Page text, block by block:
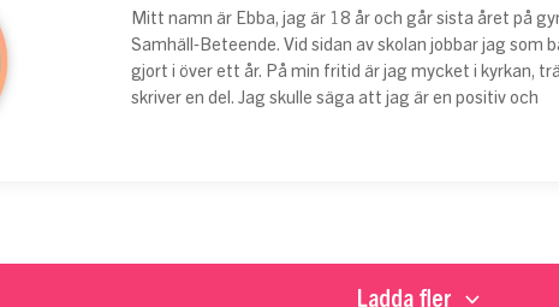
Mitt namn är Ebba, jag är 18 år och går sista året på
Samhäll-Beteende. Vid sidan av skolan jobbar jag som
gjort i över ett år. På min fritid är jag mycket i kyrkan,
skriver en del. Jag skulle säga att jag är en positiv och
Ladda fler